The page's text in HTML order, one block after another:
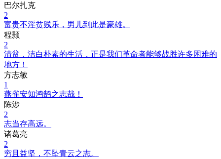
巴尔扎克
2
富贵不淫贫贱乐，男儿到此是豪雄。
程颢
2
清贫，洁白朴素的生活，正是我们革命者能够战胜许多困难的
地方！
方志敏
1
燕雀安知鸿鹄之志哉！
陈涉
2
志当存高远。
诸葛亮
2
穷且益坚，不坠青云之志。